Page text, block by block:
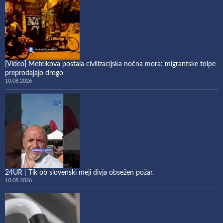
[Video] Metelkova postala civilizacijska nočna mora: migrantske tolpe
preprodajajo drogo
10.08.2026
24UR | Tik ob slovenski meji divja obsežen požar.
10.08.2026